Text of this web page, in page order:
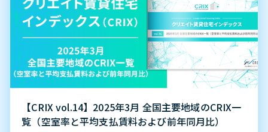
【CRIX vol.14】2025年3月 全国主要地域のCRIX一
覧（空室率と平均支払賃料および前年同月比）